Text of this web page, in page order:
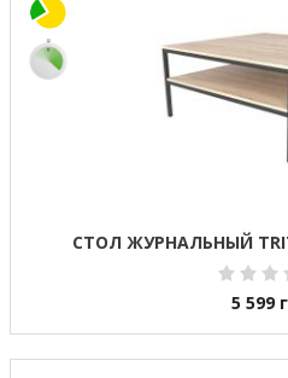
СТОЛ ЖУРНАЛЬНЫЙ
5 599